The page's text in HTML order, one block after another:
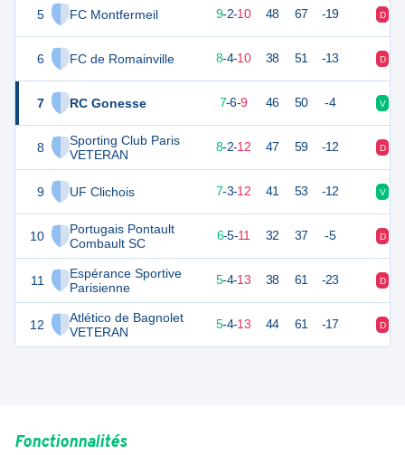
5 FC Montfermeil
6 FC de Romainville
7 RC Gonesse
8
Sporting Club Paris
VETERAN
9 UF Clichois
10
Portugais Pontault
Combault SC
11
Espérance Sportive
Parisienne
12
Atlético de Bagnolet
VETERAN
9-2-10 48 67 -19 D
28 8-4-10 38 51 -13 D
7-6-9 46 50 -4 V
26 8-2-12 47 59 -12 D
7-3-12 41 53 -12 V
22 6-5-11 32 37 -5 D
19 5-4-13 38 61 -23 D
19 5-4-13 44 61 -17 D
Fonctionnalités